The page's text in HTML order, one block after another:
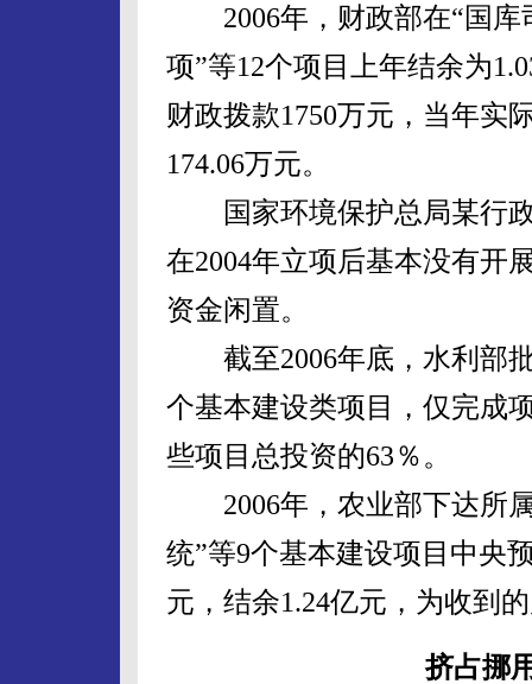
2006年，财政部在“国库
项”等12个项目上年结余为
财政拨款1750万元，当年实
174.06万元。
国家环境保护总局某行政
在2004年立项后基本没有开
资金闲置。
截至2006年底，水利部批
个基本建设类项目，仅完成
些项目总投资的63％。
2006年，农业部下达所属
统”等9个基本建设项目中央
元，结余1.24亿元，为收到
挤占挪